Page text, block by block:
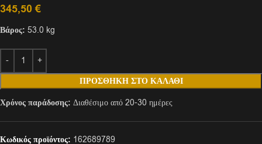
345,50€
Βάρος: 53.0 kg
ΠΡΟΣΘΉΚΗ ΣΤΟ ΚΑΛΆΘΙ
Χρόνος παράδοσης: Διαθέσιμο από 20-30 ημέρες
Κωδικός προϊόντος: 162689789